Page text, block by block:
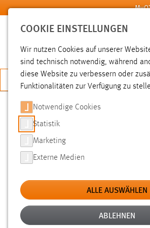
Zum Hauptinhalt springen
JETZT BEWERBEN
SUCHE
FILTER
Erstellungsdatum
COOKIE EINSTELLUNGEN
Wir nutzen Cookies auf unserer
sind technisch notwendig, während
diese Website zu verbessern oder
Funktionalitäten zur Verfügung zu
Notwendige Cookies
Statistik
Marketing
Externe Medien
ALLE AUSWÄHLEN
ABLEHNEN